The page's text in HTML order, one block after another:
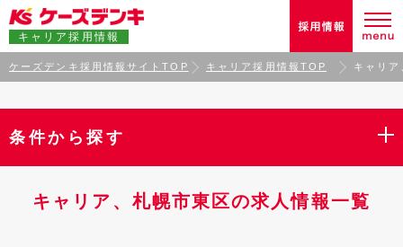
キャリア採用情報
ケーズデンキ採用情報サイトTOP キャリア採用情報TOP キャリ
条件から探す
キャリア、札幌市東区の求人情報一覧